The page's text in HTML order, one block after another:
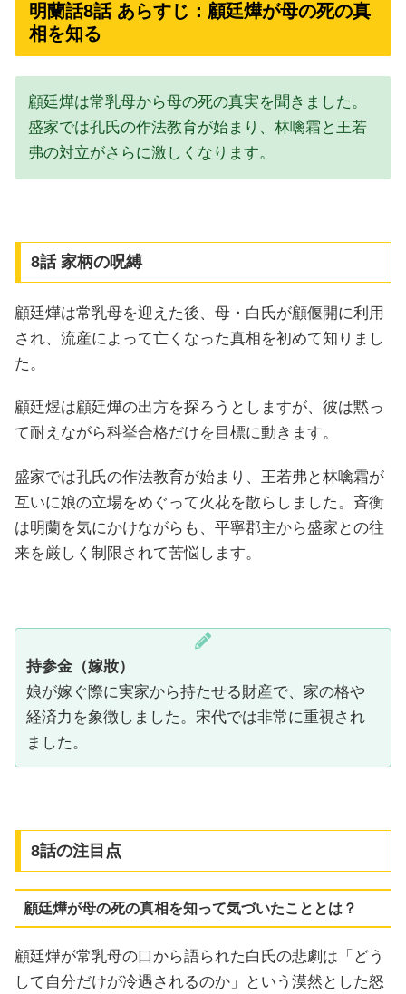
明蘭話8話 あらすじ：顧廷燁が母の死の真
相を知る
顧廷燁は常乳母から母の死の真実を聞きました。
盛家では孔氏の作法教育が始まり、林噙霜と王若
弗の対立がさらに激しくなります。
8話 家柄の呪縛
顧廷燁は常乳母を迎えた後、母・白氏が顧偃開に利用
され、流産によって亡くなった真相を初めて知りまし
た。
顧廷煜は顧廷燁の出方を探ろうとしますが、彼は黙っ
て耐えながら科挙合格だけを目標に動きます。
盛家では孔氏の作法教育が始まり、王若弗と林噙霜が
互いに娘の立場をめぐって火花を散らしました。斉衡
は明蘭を気にかけながらも、平寧郡主から盛家との往
来を厳しく制限されて苦悩します。
持参金（嫁妝）
娘が嫁ぐ際に実家から持たせる財産で、家の格や
経済力を象徴しました。宋代では非常に重視され
ました。
8話の注目点
顧廷燁が母の死の真相を知って気づいたこととは？
顧廷燁が常乳母の口から語られた白氏の悲劇は「どう
して自分だけが冷遇されるのか」という漠然とした怒